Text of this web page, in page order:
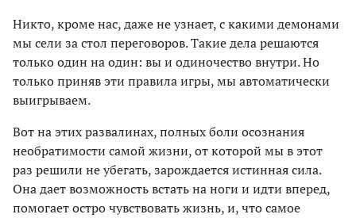
Никто, кроме нас, даже не узнает, с какими демонами
мы сели за стол переговоров. Такие дела решаются
только один на один: вы и одиночество внутри. Но
только приняв эти правила игры, мы автоматически
выигрываем.
Вот на этих развалинах, полных боли осознания
необратимости самой жизни, от которой мы в этот
раз решили не убегать, зарождается истинная сила.
Она дает возможность встать на ноги и идти вперед,
помогает остро чувствовать жизнь, и, что самое